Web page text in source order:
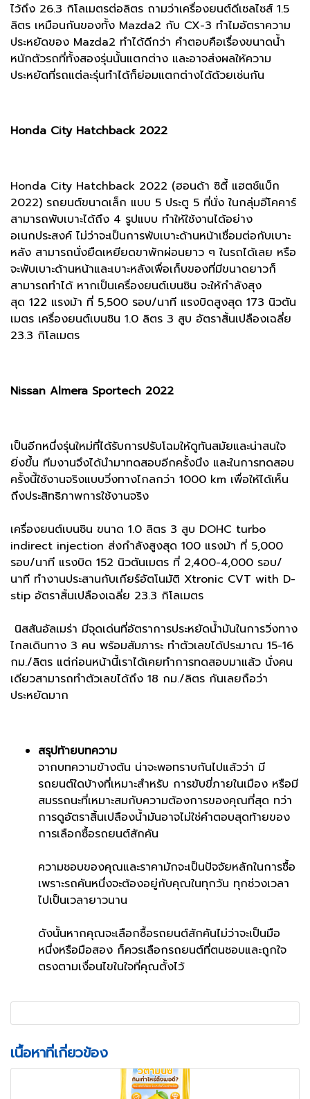
ไว้ถึง 26.3 กิโลเมตรต่อลิตร ถามว่าเครื่องยนต์ดีเซลไซส์ 1.5
ลิตร เหมือนกันของทั้ง Mazda2 กับ CX-3 ทำไมอัตราความ
ประหยัดของ Mazda2 ทำได้ดีกว่า คำตอบคือเรื่องขนาดน้ำ
หนักตัวรถที่ทั้งสองรุ่นนั้นแตกต่าง และอาจส่งผลให้ความ
ประหยัดที่รถแต่ละรุ่นทำได้ก็ย่อมแตกต่างได้ด้วยเช่นกัน
Honda City Hatchback 2022
Honda City Hatchback 2022 (ฮอนด้า ซิตี้ แฮตช์แบ็ก
2022) รถยนต์ขนาดเล็ก แบบ 5 ประตู 5 ที่นั่ง ในกลุ่มอีโคคาร์
สามารถพับเบาะได้ถึง 4 รูปแบบ ทำให้ใช้งานได้อย่าง
อเนกประสงค์ ไม่ว่าจะเป็นการพับเบาะด้านหน้าเชื่อมต่อกับเบาะ
หลัง สามารถนั่งยืดเหยียดขาพักผ่อนยาว ๆ ในรถได้เลย หรือ
จะพับเบาะด้านหน้าและเบาะหลังเพื่อเก็บของที่มีขนาดยาวก็
สามารถทำได้ หากเป็นเครื่องยนต์เบนซิน จะให้กำลังสุง
สุด 122 แรงม้า ที่ 5,500 รอบ/นาที แรงบิดสูงสุด 173 นิวตัน
เมตร เครื่องยนต์เบนซิน 1.0 ลิตร 3 สูบ อัตราสิ้นเปลืองเฉลี่ย
23.3 กิโลเมตร
Nissan Almera Sportech 2022
เป็นอีกหนึ่งรุ่นใหม่ที่ได้รับการปรับโฉมให้ดูทันสมัยและน่าสนใจ
ยิ่งขึ้น ทีมงานจึงได้นำมาทดสอบอีกครั้งนึง และในการทดสอบ
ครั้งนี้ใช้งานจริงแบบวิ่งทางไกลกว่า 1000 km เพื่อให้ได้เห็น
ถึงประสิทธิภาพการใช้งานจริง
เครื่องยนต์เบนซิน ขนาด 1.0 ลิตร 3 สูบ DOHC turbo
indirect injection ส่งกำลังสูงสุด 100 แรงม้า ที่ 5,000
รอบ/นาที แรงบิด 152 นิวตันเมตร ที่ 2,400-4,000 รอบ/
นาที ทำงานประสานกับเกียร์อัตโนมัติ Xtronic CVT with D-
stip อัตราสิ้นเปลืองเฉลี่ย 23.3 กิโลเมตร
นิสสันอัลเมร่า มีจุดเด่นที่อัตราการประหยัดน้ำมันในการวิ่งทาง
ไกลเดินทาง 3 คน พร้อมสัมภาระ ทำตัวเลขได้ประมาณ 15-16
กม./ลิตร แต่ก่อนหน้านี้เราได้เคยทำการทดสอบมาแล้ว นั่งคน
เดียวสามารถทำตัวเลขได้ถึง 18 กม./ลิตร กันเลยถือว่า
ประหยัดมาก
สรุปท้ายบทความ
จากบทความข้างต้น น่าจะพอทราบกันไปแล้วว่า มี
รถยนต์ใดบ้างที่เหมาะสำหรับ การขับขี่ภายในเมือง หรือมี
สมรรถนะที่เหมาะสมกับความต้องการของคุณที่สุด ทว่า
การดูอัตราสิ้นเปลืองน้ำมันอาจไม่ใช่คำตอบสุดท้ายของ
การเลือกซื้อรถยนต์สักคัน
ความชอบของคุณและราคามักจะเป็นปัจจัยหลักในการซื้อ
เพราะรถคันหนึ่งจะต้องอยู่กับคุณในทุกวัน ทุกช่วงเวลา
ไปเป็นเวลายาวนาน
ดังนั้นหากคุณจะเลือกซื้อรถยนต์สักคันไม่ว่าจะเป็นมือ
หนึ่งหรือมือสอง ก็ควรเลือกรถยนต์ที่ตนชอบและถูกใจ
ตรงตามเงื่อนไขในใจที่คุณตั้งไว้
เนื้อหาที่เกี่ยวข้อง